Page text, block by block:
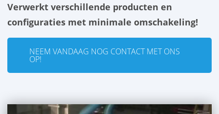
Verwerkt verschillende producten en
configuraties met minimale omschakeling!
NEEM VANDAAG NOG CONTACT MET ONS
OP!